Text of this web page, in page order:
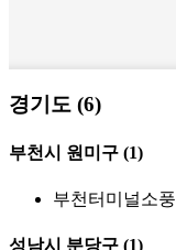
경기도 (6)
부천시 원미구 (1)
부천터미널소풍
성남시 분당구 (1)